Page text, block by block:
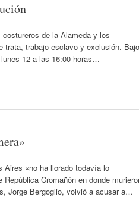
de la Alameda y los
trata, trabajo esclavo y exclusión. Bajo
12 a las 16:00 horas…
Aires «no ha llorado todavía lo
Cromañón en donde
Jorge Bergoglio, volvió a acusar a…